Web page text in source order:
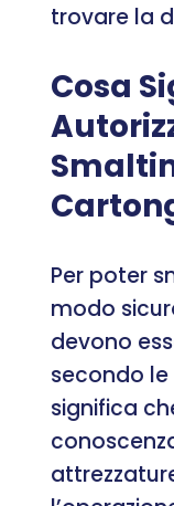
trovare la
Cosa
Per poter
modo
devono
secondo
significa